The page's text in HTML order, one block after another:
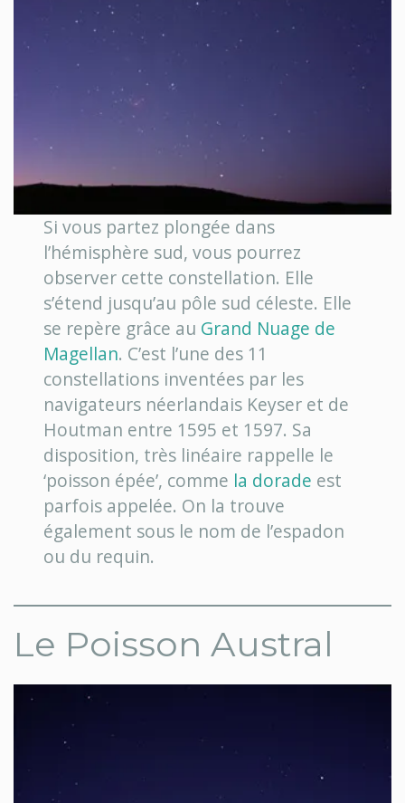
Si vous partez plongée dans
l’hémisphère sud, vous pourrez
observer cette constellation. Elle
s’étend jusqu’au pôle sud céleste. Elle
se repère grâce au Grand Nuage de
Magellan. C’est l’une des 11
constellations inventées par les
navigateurs néerlandais Keyser et de
Houtman entre 1595 et 1597. Sa
disposition, très linéaire rappelle le
‘poisson épée’, comme la dorade est
parfois appelée. On la trouve
également sous le nom de l’espadon
ou du requin.
Le Poisson Austral